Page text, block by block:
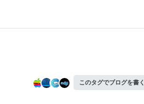
このタグでブログを書く